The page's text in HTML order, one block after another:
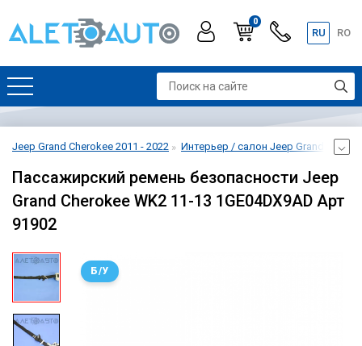
0
RU RO
Jeep Grand Cherokee 2011 - 2022 Интерьер / салон Jeep Grand
Пассажирский ремень безопасности Jeep
Grand Cherokee WK2 11-13 1GE04DX9AD Арт
91902
Б/У